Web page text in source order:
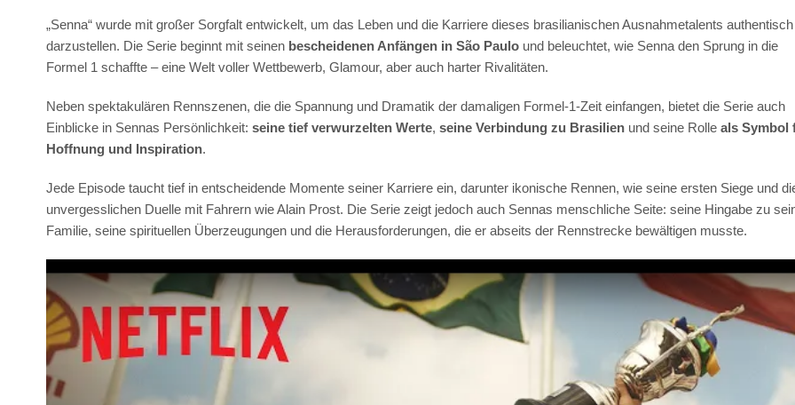
„Senna“ wurde mit großer Sorgfalt entwickelt, um das Leben und die Karriere dieses brasilianischen Ausnahmetalents authentisch
darzustellen. Die Serie beginnt mit seinen bescheidenen Anfängen in São Paulo und beleuchtet, wie Senna den Sprung in die
Formel 1 schaffte – eine Welt voller Wettbewerb, Glamour, aber auch harter Rivalitäten.
Neben spektakulären Rennszenen, die die Spannung und Dramatik der damaligen Formel-1-Zeit einfangen, bietet die Serie auch
Einblicke in Sennas Persönlichkeit: seine tief verwurzelten Werte, seine Verbindung zu Brasilien und seine Rolle als Symbol
Hoffnung und Inspiration.
Jede Episode taucht tief in entscheidende Momente seiner Karriere ein, darunter ikonische Rennen, wie seine ersten Siege und
unvergesslichen Duelle mit Fahrern wie Alain Prost. Die Serie zeigt jedoch auch Sennas menschliche Seite: seine Hingabe zu
Familie, seine spirituellen Überzeugungen und die Herausforderungen, die er abseits der Rennstrecke bewältigen musste.